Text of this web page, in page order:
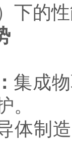
下的
集成
。
体制